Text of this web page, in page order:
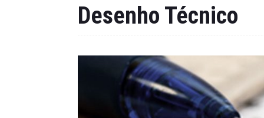
Desenho Técnico